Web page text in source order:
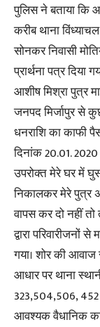
पुलिस ने बताया
करीब थाना
सोनकर निवासी
प्रार्थना पत्र दिया
आशीष मिश्रा पुत्र
जनपद मिर्जापुर से
धनराशि का काफी
दिनांक 20.01.
उपरोक्त मेरे घर में
निकालकर मेरे पुत्र
वापस कर दो नहीं
द्वारा परिवारीजनों
गया। शोर की आवाज
आधार पर थाना
323,504,506,
आवश्यक वैधानिक